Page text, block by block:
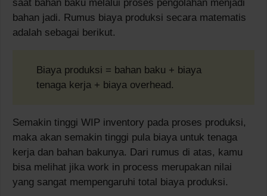
saat bahan baku melalui proses pengolahan menjadi
bahan jadi. Rumus biaya produksi secara matematis
adalah sebagai berikut.
Biaya produksi = bahan baku + biaya
tenaga kerja + biaya overhead.
Semakin tinggi WIP inventory pada proses produksi,
maka akan semakin tinggi pula biaya untuk tenaga
kerja dan bahan bakunya. Dari rumus di atas, kamu
bisa melihat jika work in process merupakan nilai
yang sangat mempengaruhi total biaya produksi.